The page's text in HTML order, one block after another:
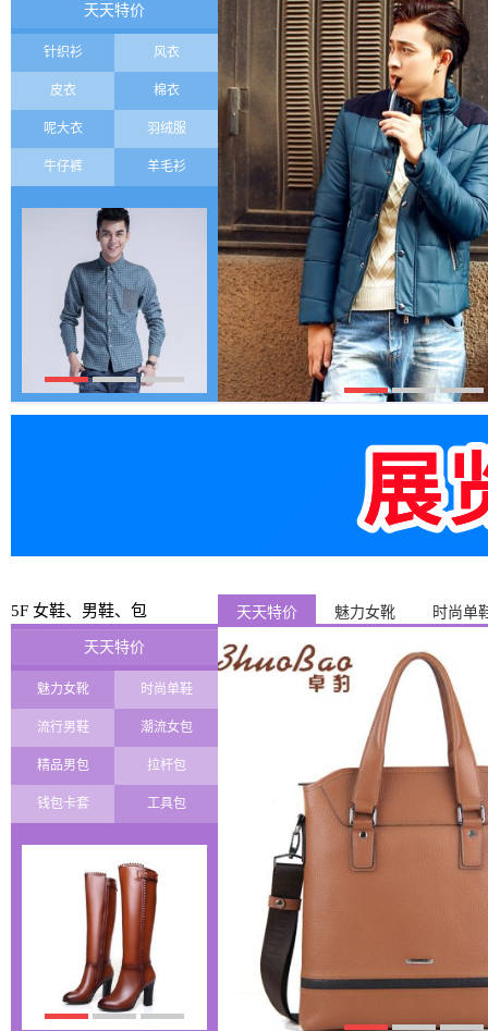
天天特价
针织衫 风衣
皮衣 棉衣
呢大衣 羽绒服
牛仔裤 羊毛衫
5F 女鞋、男鞋、包 天天特价 魅力女靴 时尚单
天天特价
魅力女靴 时尚单鞋
流行男鞋 潮流女包
精品男包 拉杆包
钱包卡套 工具包